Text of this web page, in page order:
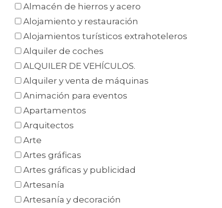
Almacén de hierros y acero
Alojamiento y restauración
Alojamientos turísticos extrahoteleros
Alquiler de coches
ALQUILER DE VEHÍCULOS.
Alquiler y venta de máquinas
Animación para eventos
Apartamentos
Arquitectos
Arte
Artes gráficas
Artes gráficas y publicidad
Artesanía
Artesanía y decoración